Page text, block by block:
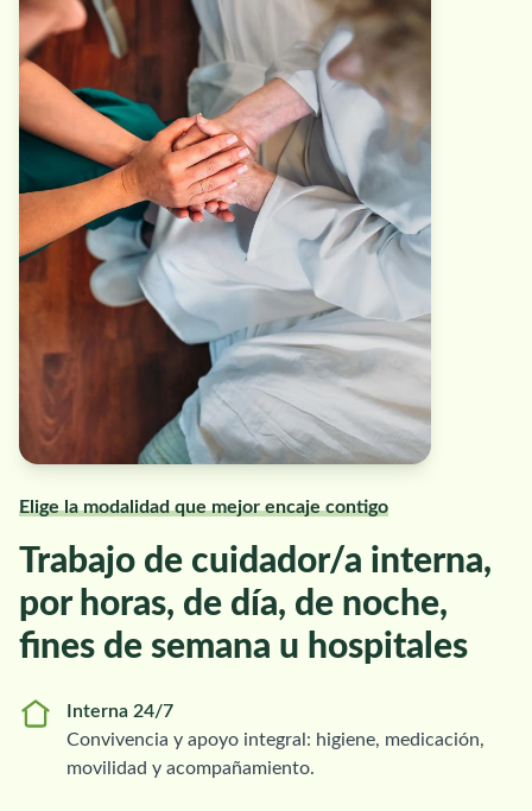
Elige la modalidad que mejor encaje contigo
Trabajo de cuidador/a interna,
por horas, de día, de noche,
fines de semana u hospitales
Interna 24/7
Convivencia y apoyo integral: higiene, medicación,
movilidad y acompañamiento.